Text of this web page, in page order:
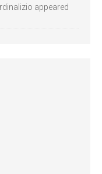
appeared